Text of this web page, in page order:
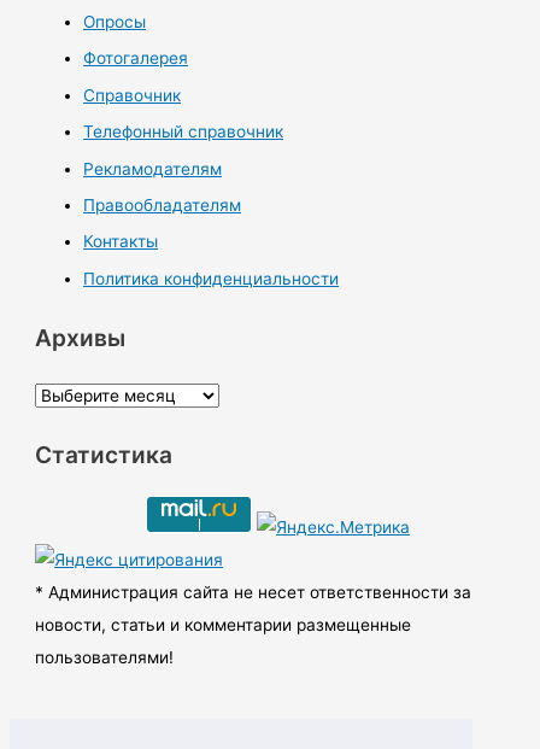
Опросы
Фотогалерея
Справочник
Телефонный справочник
Рекламодателям
Правообладателям
Контакты
Политика конфиденциальности
Архивы
А
х
ы
Статистика
* Администрация сайта не несет ответственности за
новости, статьи и комментарии размещенные
пользователями!